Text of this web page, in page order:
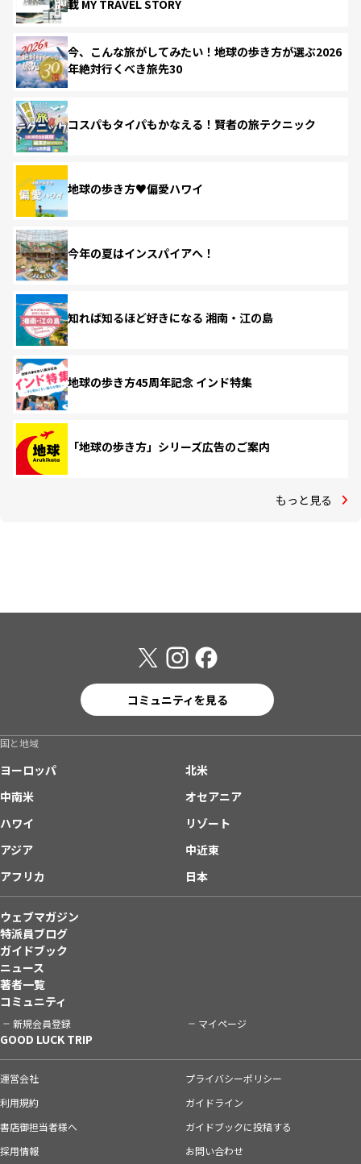
載 MY TRAVEL STORY
今、こんな旅がしてみたい！地球の歩き方が選ぶ2026
年絶対行くべき旅先30
コスパもタイパもかなえる！賢者の旅テクニック
地球の歩き方♥偏愛ハワイ
今年の夏はインスパイアへ！
知れば知るほど好きになる 湘南・江の島
地球の歩き方45周年記念 インド特集
「地球の歩き方」シリーズ広告のご案内
もっと見る
コミュニティを見る
国と地域
ヨーロッパ
北米
中南米
オセアニア
ハワイ
リゾート
アジア
中近東
アフリカ
日本
ウェブマガジン
特派員ブログ
ガイドブック
ニュース
著者一覧
コミュニティ
新規会員登録 マイページ
GOOD LUCK TRIP
運営会社
プライバシーポリシー
利用規約
ガイドライン
書店御担当者様へ
ガイドブックに投稿する
採用情報
お問い合わせ